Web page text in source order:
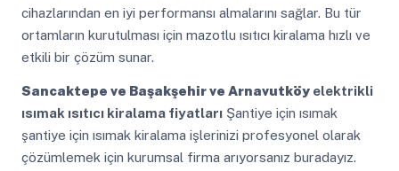
cihazlarından en iyi performansı almalarını sağlar. Bu tür
ortamların kurutulması için mazotlu ısıtıcı kiralama hızlı ve
etkili bir çözüm sunar.
Sancaktepe ve Başakşehir ve Arnavutköyelektrikli
ısımak ısıtıcı kiralama fiyatlarıŞantiye için ısımak
şantiye için ısımak kiralama işlerinizi profesyonel olarak
çözümlemek için kurumsal firma arıyorsanız buradayız.